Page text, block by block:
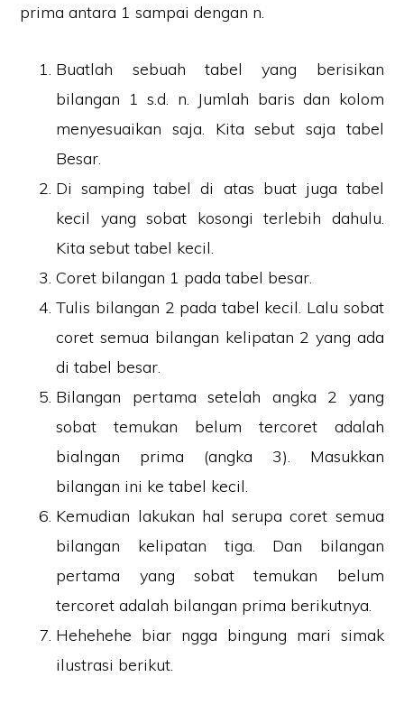
prima antara 1 sampai dengan n.
Buatlah sebuah tabel yang berisikan
bilangan 1 s.d. n. Jumlah baris dan kolom
menyesuaikan saja. Kita sebut saja tabel
Besar.
Di samping tabel di atas buat juga tabel
kecil yang sobat kosongi terlebih dahulu.
Kita sebut tabel kecil.
Coret bilangan 1 pada tabel besar.
Tulis bilangan 2 pada tabel kecil. Lalu sobat
coret semua bilangan kelipatan 2 yang ada
di tabel besar.
Bilangan pertama setelah angka 2 yang
sobat temukan belum tercoret adalah
bialngan prima (angka 3). Masukkan
bilangan ini ke tabel kecil.
Kemudian lakukan hal serupa coret semua
bilangan kelipatan tiga. Dan bilangan
pertama yang sobat temukan belum
tercoret adalah bilangan prima berikutnya.
Hehehehe biar ngga bingung mari simak
ilustrasi berikut.